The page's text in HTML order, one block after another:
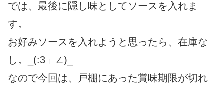
では、最後に隠し味としてソースを入れま
す。
お好みソースを入れようと思ったら、在庫な
し。_(:3」∠)_
なので今回は、戸棚にあった賞味期限が切れ